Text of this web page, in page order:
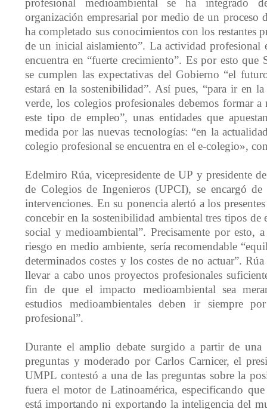
profesional medioambiental se ha integrado
organización empresarial por medio de un proceso
ha completado sus conocimientos con los restantes
de un inicial aislamiento”. La actividad profesional
encuentra en “fuerte crecimiento”. Es por esto que
se cumplen las expectativas del Gobierno “el
estará en la sostenibilidad”. Así pues, “para ir en
verde, los colegios profesionales debemos formar a
este tipo de empleo”, unas entidades que
medida por las nuevas tecnologías: “en la
colegio profesional se encuentra en el e-colegio»,
Edelmiro Rúa, vicepresidente de UP y presidente
de Colegios de Ingenieros (UPCI), se encargó de
intervenciones. En su ponencia alertó a los
concebir en la sostenibilidad ambiental tres tipos de
social y medioambiental”. Precisamente por esto,
riesgo en medio ambiente, sería recomendable
determinados costes y los costes de no actuar”.
llevar a cabo unos proyectos profesionales
fin de que el impacto medioambiental sea
estudios medioambientales deben ir siempre
profesional”.
Durante el amplio debate surgido a partir de una
preguntas y moderado por Carlos Carnicer, el
UMPL contestó a una de las preguntas sobre la
fuera el motor de Latinoamérica, especificando
está importando ni exportando la inteligencia del